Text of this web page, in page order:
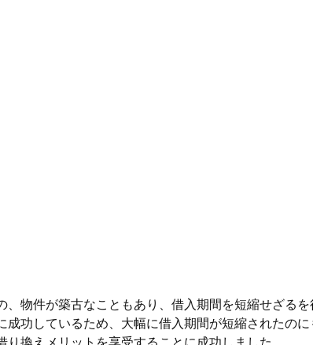
物件が築古なこともあり、借入期間を短縮せざるを
功しているため、大幅に借入期間が短縮されたのに